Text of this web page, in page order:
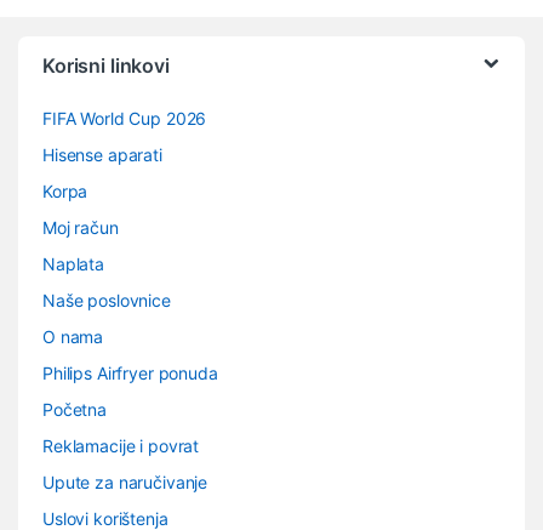
Korisni linkovi
FIFA World Cup 2026
Hisense aparati
Korpa
Moj račun
Naplata
Naše poslovnice
O nama
Philips Airfryer ponuda
Početna
Reklamacije i povrat
Upute za naručivanje
Uslovi korištenja